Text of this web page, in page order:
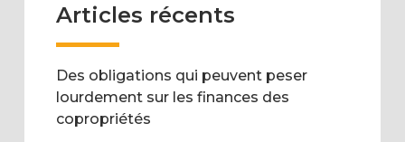
Articles récents
Des obligations qui peuvent peser
lourdement sur les finances des
copropriétés